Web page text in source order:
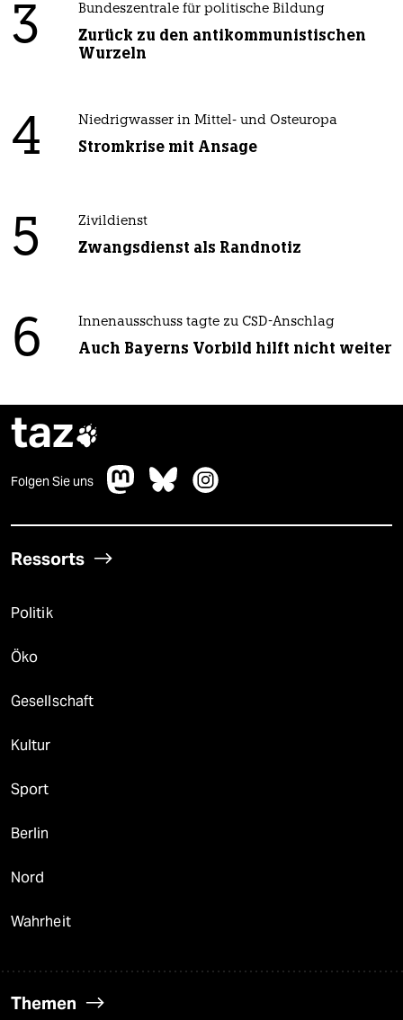
3 Bundeszentrale für politische Bildung
Zurück zu den antikommunistischen
Wurzeln
4 Niedrigwasser in Mittel- und Osteuropa
Stromkrise mit Ansage
5 Zivildienst
Zwangsdienst als Randnotiz
6 Innenausschuss tagte zu CSD-Anschlag
Auch Bayerns Vorbild hilft nicht weiter
taz
Folgen Sie uns
Ressorts
Politik
Öko
Gesellschaft
Kultur
Sport
Berlin
Nord
Wahrheit
Themen